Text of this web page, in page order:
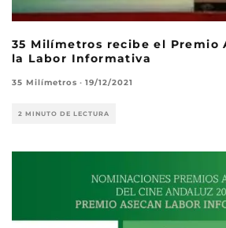
35 Milímetros recibe el Premio
la Labor Informativa
35 Milímetros · 19/12/2021
2 MINUTO DE LECTURA